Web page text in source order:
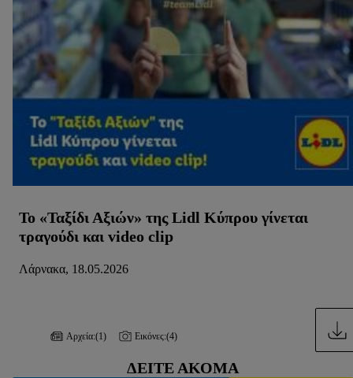
Το «Ταξίδι Αξιών» της Lidl Κύπρου γίνεται
τραγούδι και video clip
Λάρνακα, 18.05.2026
Αρχεία:(1) Εικόνες:(4)
ΔΕΊΤΕ ΑΚΌΜΑ
Περαιτέρω πληροφορίες, μεταξύ άλλων για την περίοδο
αποθήκευσης των δεδομένων και το δικαίωμά σας να
ανακαλέσετε τη συγκατάθεσή σας ανά πάσα στιγμή με ισχύ
για το μέλλον, μπορείτε να βρείτε στην
πολιτική απορρήτου
μας.Μπορείτε να βρείτε τα νομικά στοιχεία της εταιρείας μας
εδώ.